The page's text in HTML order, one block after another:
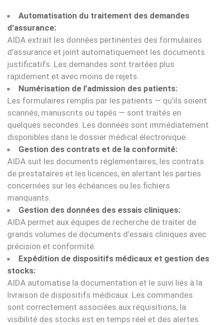
Automatisation du traitement des demandes
d’assurance:
AIDA extrait les données pertinentes des formulaires
d’assurance et joint automatiquement les documents
justificatifs. Les demandes sont traitées plus
rapidement et avec moins de rejets.
Numérisation de l’admission des patients:
Les formulaires remplis par les patients — qu’ils soient
scannés, manuscrits ou tapés — sont traités en
quelques secondes. Les données sont immédiatement
disponibles dans le dossier médical électronique.
Gestion des contrats et de la conformité:
AIDA suit les documents réglementaires, les contrats
de prestataires et les licences, en alertant les parties
concernées sur les échéances ou les fichiers
manquants.
Gestion des données des essais cliniques:
AIDA permet aux équipes de recherche de traiter de
grands volumes de documents d’essais cliniques avec
précision et conformité.
Expédition de dispositifs médicaux et gestion des
stocks:
AIDA automatise la documentation et le suivi liés à la
livraison de dispositifs médicaux. Les commandes
sont correctement associées aux réquisitions, la
visibilité des stocks est en temps réel et des alertes